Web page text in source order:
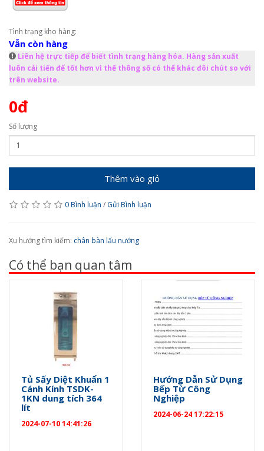
Tình trạng kho hàng:
Vẫn còn hàng
Liên hệ trực tiếp để biết tình trạng hàng hóa. Hàng sản xuất
luôn cải tiến để tốt hơn vì thế thông số có thể khác đôi chút so với
trên website.
0đ
Số lượng
Thêm vào giỏ
0 Bình luận / Gửi Bình luận
Xu hướng tìm kiếm: chân bàn lẩu nướng
Có thể bạn quan tâm
Tủ Sấy Diệt Khuẩn 1
Cánh Kính TSDK-
1KN dung tích 364
lít
2024-07-10 14:41:26
Hướng Dẫn Sử Dụng
Bếp Từ Công
Nghiệp
2024-06-24 17:22:15